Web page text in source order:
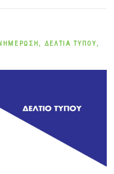
, ΔΕΛΤΊΑ ΤΎΠΟΥ,